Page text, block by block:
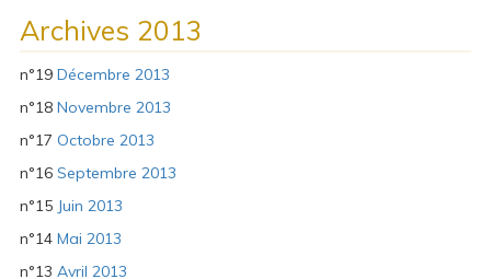
Archives 2013
n°19 Décembre 2013
n°18 Novembre 2013
n°17 Octobre 2013
n°16 Septembre 2013
n°15 Juin 2013
n°14 Mai 2013
n°13 Avril 2013